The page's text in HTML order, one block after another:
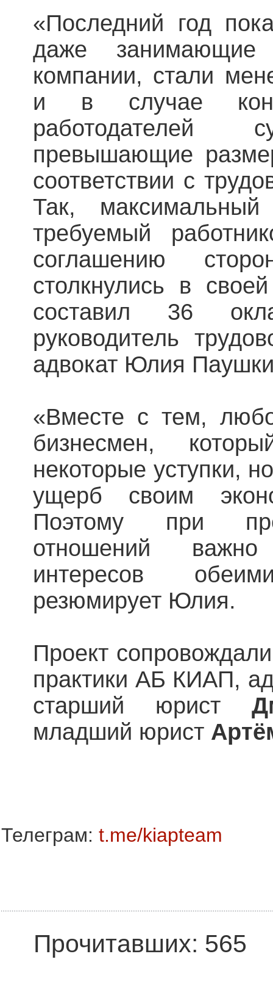
«Последний год
даже
компании, стали
и в случае
работодателей
превышающие
соответствии с
Так,
требуемый
соглашению
столкнулись в
составил 36
руководитель
адвокат Юлия
«Вместе с тем,
бизнесмен,
некоторые уступки,
ущерб своим
Поэтому при
отношений
интересов
резюмирует Юлия.
Проект
практики АБ КИАП,
старший юрист
младший юрист
Телеграм: t.me/kiapteam
Прочитавших: 565